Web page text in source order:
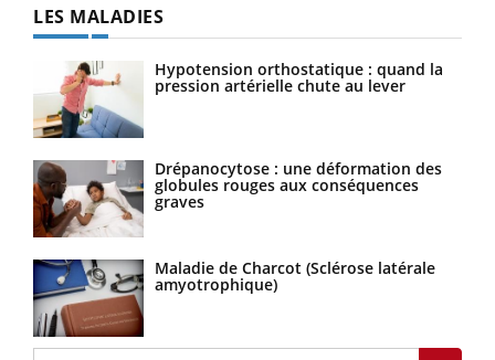
LES MALADIES
Hypotension orthostatique : quand la
pression artérielle chute au lever
Drépanocytose : une déformation des
globules rouges aux conséquences
graves
Maladie de Charcot (Sclérose latérale
amyotrophique)